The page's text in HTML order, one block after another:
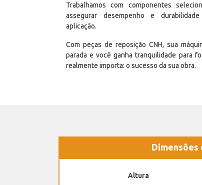
Trabalhamos com componentes
assegurar desempenho e
aplicação.
Com peças de reposição CNH, sua
parada e você ganha tranquilidade para
realmente importa: o sucesso da sua obra.
Dimensões
Altura